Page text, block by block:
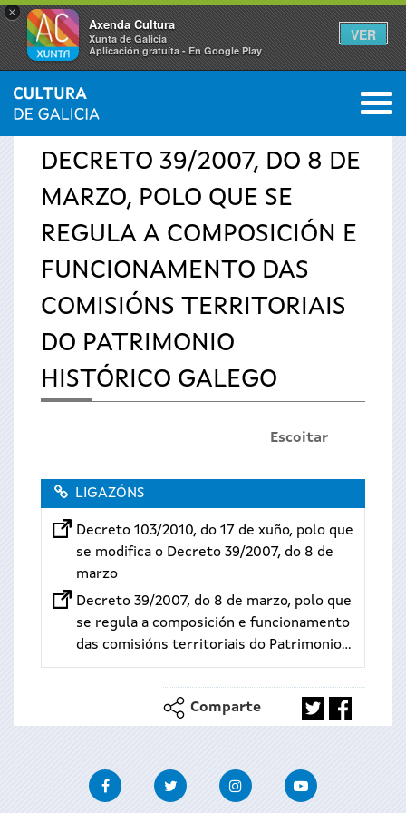
×
Axenda Cultura
Xunta de Galicia
Aplicación gratuíta - En Google Play
VER
Vostede
aquí
INICIO 0
DECRETO 39/2007, DO 8 DE
MARZO, POLO QUE SE
REGULA A COMPOSICIÓN E
FUNCIONAMENTO DAS
COMISIÓNS TERRITORIAIS
DO PATRIMONIO
HISTÓRICO GALEGO
Escoitar
LIGAZÓNS
Decreto 103/2010, do 17 de xuño, polo que
se modifica o Decreto 39/2007, do 8 de
marzo
Decreto 39/2007, do 8 de marzo, polo que
se regula a composición e funcionamento
das comisións territoriais do Patrimonio...
Comparte
FacebookTwitter InstagramYoutube